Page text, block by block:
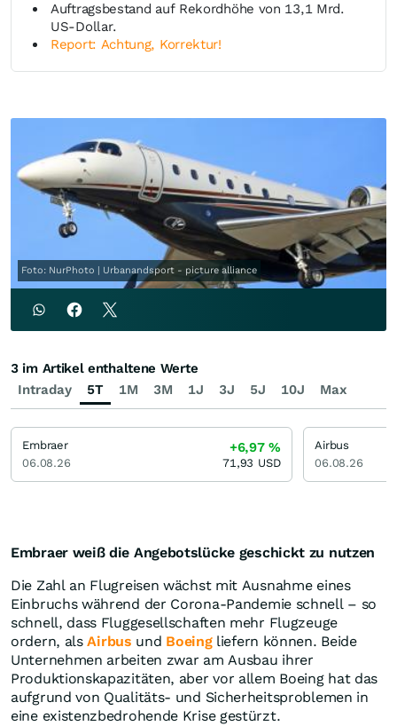
Auftragsbestand auf Rekordhöhe von 13,1 Mrd.
US-Dollar.
Report: Achtung, Korrektur!
Foto: NurPhoto | Urbanandsport - picture alliance
Embraer weiß die Angebotslücke geschickt zu nutzen
Die Zahl an Flugreisen wächst mit Ausnahme eines
Einbruchs während der Corona-Pandemie schnell – so
schnell, dass Fluggesellschaften mehr Flugzeuge
ordern, alsAirbus und Boeingliefern können. Beide
Unternehmen arbeiten zwar am Ausbau ihrer
Produktionskapazitäten, aber vor allem Boeing hat das
aufgrund von Qualitäts- und Sicherheitsproblemen in
eine existenzbedrohende Krise gestürzt.
Intraday 5T 1M 3M 1J 3J 5J 10J Max
3 im Artikel enthaltene Werte
Embraer
06.08.26
+6,97%
71,93 USD
Airbus
06.08.26